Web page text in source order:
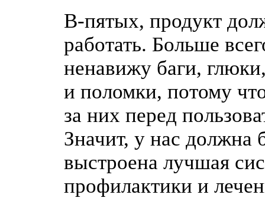
В-пятых, продукт
работать. Больше
ненавижу баги,
и поломки, потому
за них перед
Значит, у нас должна
выстроена лучшая
профилактики и